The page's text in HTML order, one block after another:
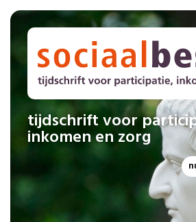
tijdschrift voor
inkomen en zorg